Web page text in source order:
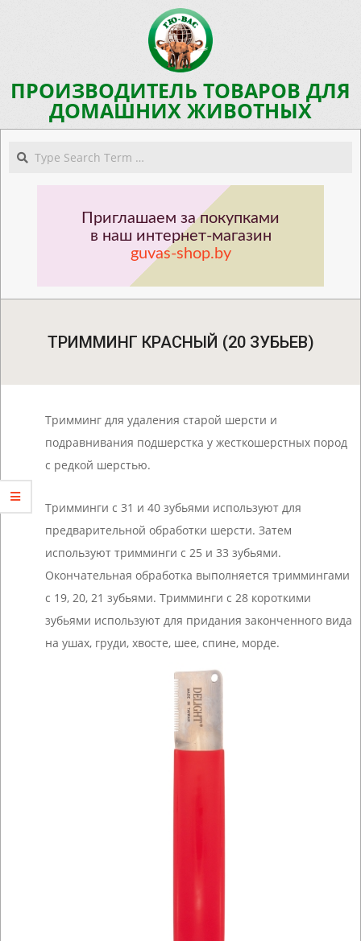
ПРОИЗВОДИТЕЛЬ ТОВАРОВ ДЛЯ
ДОМАШНИХ ЖИВОТНЫХ
Menu
Search
Приглашаем за покупками
в наш интернет-магазин
guvas-shop.by
ТРИММИНГ КРАСНЫЙ (20 ЗУБЬЕВ)
Тримминг для удаления старой шерсти и
подравнивания подшерстка у жесткошерстных пород
с редкой шерстью.
Тримминги с 31 и 40 зубьями используют для
предварительной обработки шерсти. Затем
используют тримминги с 25 и 33 зубьями.
Окончательная обработка выполняется триммингами
с 19, 20, 21 зубьями. Тримминги с 28 короткими
зубьями используют для придания законченного вида
на ушах, груди, хвосте, шее, спине, морде.